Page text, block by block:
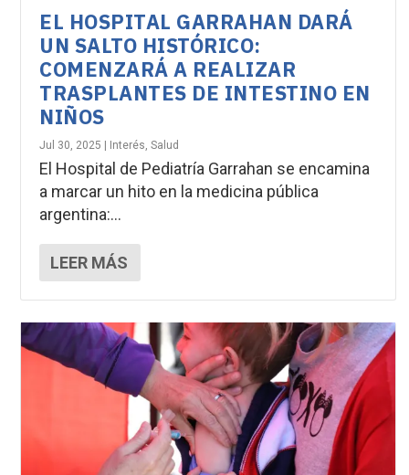
EL HOSPITAL GARRAHAN DARÁ
UN SALTO HISTÓRICO:
COMENZARÁ A REALIZAR
TRASPLANTES DE INTESTINO EN
NIÑOS
Jul 30, 2025 | Interés ,Salud
El Hospital de Pediatría Garrahan se encamina
a marcar un hito en la medicina pública
argentina:...
LEER MÁS